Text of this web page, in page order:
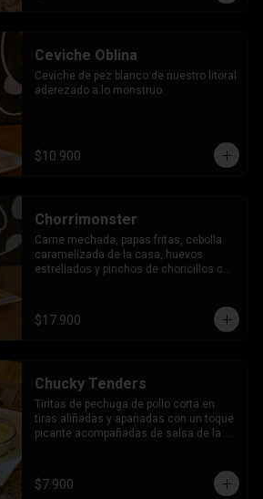
Ceviche Oblina
Ceviche de pez blanco de nuestro litoral
aderezado a lo monstruo.
$10.900
Chorrimonster
Carne mechada, papas fritas, cebolla
caramelizada de la casa, huevos
estrellados y pinchos de choricillos con
$17.900
Chucky Tenders
Tiritas de pechuga de pollo corta en
tiras aliñadas y apanadas con un toque
picante acompañadas de salsa de la
$7.900